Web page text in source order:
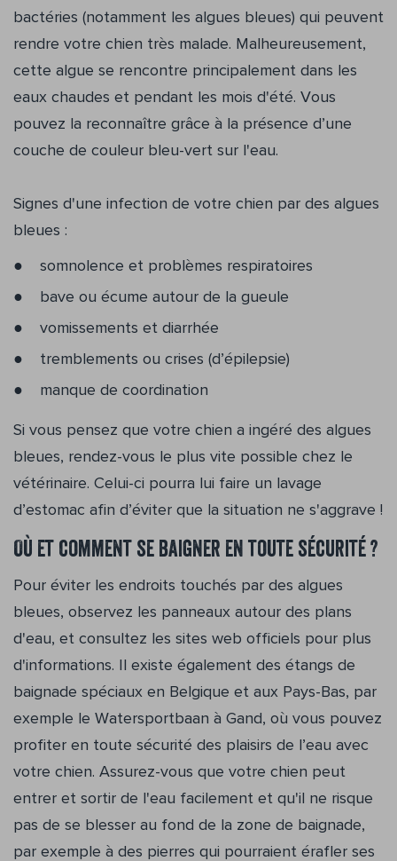
bactéries (notamment les algues bleues) qui peuvent
rendre votre chien très malade. Malheureusement,
cette algue se rencontre principalement dans les
eaux chaudes et pendant les mois d'été. Vous
pouvez la reconnaître grâce à la présence d’une
couche de couleur bleu-vert sur l'eau.
Signes d'une infection de votre chien par des algues
bleues :
somnolence et problèmes respiratoires
bave ou écume autour de la gueule
vomissements et diarrhée
tremblements ou crises (d’épilepsie)
manque de coordination
Si vous pensez que votre chien a ingéré des algues
bleues, rendez-vous le plus vite possible chez le
vétérinaire. Celui-ci pourra lui faire un lavage
d’estomac afin d’éviter que la situation ne s'aggrave !
Où et comment se baigner en toute sécurité ?
Pour éviter les endroits touchés par des algues
bleues, observez les panneaux autour des plans
d'eau, et consultez les sites web officiels pour plus
d'informations. Il existe également des étangs de
baignade spéciaux en Belgique et aux Pays-Bas, par
exemple le Watersportbaan à Gand, où vous pouvez
profiter en toute sécurité des plaisirs de l’eau avec
votre chien. Assurez-vous que votre chien peut
entrer et sortir de l'eau facilement et qu'il ne risque
pas de se blesser au fond de la zone de baignade,
par exemple à des pierres qui pourraient érafler ses